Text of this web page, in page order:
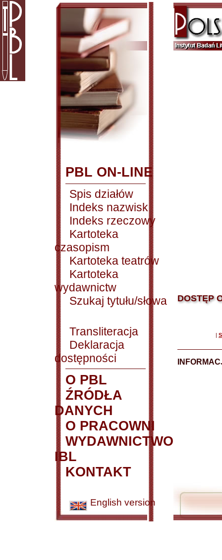
PBL ON-LINE
Spis działów
Indeks nazwisk
Indeks rzeczowy
Kartoteka
czasopism
Kartoteka teatrów
Kartoteka
wydawnictw
Szukaj tytułu/słowa
Transliteracja
Deklaracja
dostępności
O PBL
ŹRÓDŁA
DANYCH
O PRACOWNI
WYDAWNICTWO
IBL
KONTAKT
English version
DOSTĘP
|